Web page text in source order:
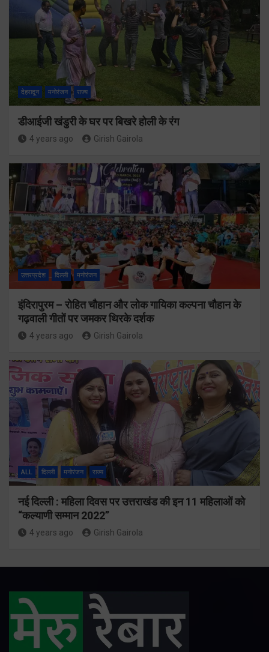
देहरादून मनोरंजन राज्य
डीआईजी खंडुरी के घर पर बिखरे होली के रंग
4 years ago Girish Gairola
उत्तरप्रदेश दिल्ली मनोरंजन
इंदिरापुरम – रोहित चौहान और लोक गायिका कल्पना चौहान के
गढ़वाली गीतों पर जमकर थिरके दर्शक
4 years ago Girish Gairola
ALL दिल्ली मनोरंजन राज्य
नई दिल्ली : महिला दिवस पर उत्तराखंड की इन 11 महिलाओं को
“कल्याणी सम्मान 2022”
4 years ago Girish Gairola